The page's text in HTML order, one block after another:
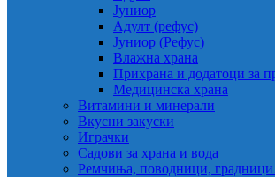
Јуниор
Адулт (рефус)
Јуниор (Рефус)
Влажна храна
Прихрана и додатоци за
Медицинска храна
Витамини и минерали
Вкусни закуски
Играчки
Садови за храна и вода
Ремчиња, поводници,